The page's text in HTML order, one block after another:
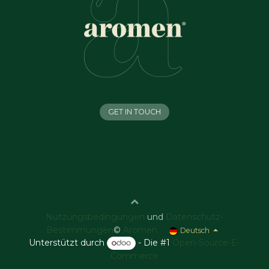
GET IN TOUCH
Nutzungsbedingungen und
Datenschutz-
Bestimmungen © Aromen Deutsch
Unterstützt durch - Die #1 Open-Source-E-
Commerce